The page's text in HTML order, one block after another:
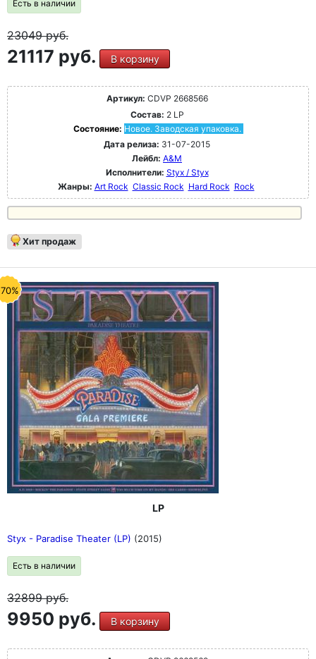
Есть в наличии
23049руб.
21117 руб. В корзину
Артикул: CDVP 2668566
Состав: 2 LP
Состояние: Новое. Заводская упаковка.
Дата релиза: 31-07-2015
Лейбл: A&M
Исполнители: Styx / Styx
Жанры: Art Rock Classic Rock Hard Rock Rock
Хит продаж
LP
Styx - Paradise Theater (LP) (2015)
Есть в наличии
32899руб.
9950 руб. В корзину